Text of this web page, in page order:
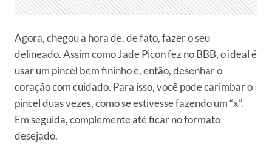
Agora, chegou a hora de, de fato, fazer o seu
delineado. Assim como Jade Picon fez no BBB, o ideal é
usar um pincel bem fininho e, então, desenhar o
coração com cuidado. Para isso, você pode carimbar o
pincel duas vezes, como se estivesse fazendo um “x”.
Em seguida, complemente até ficar no formato
desejado.